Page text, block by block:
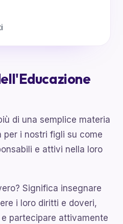
di una semplice materia
per i nostri figli su come
e attivi nella loro
Significa insegnare
i loro diritti e doveri,
partecipare attivamente